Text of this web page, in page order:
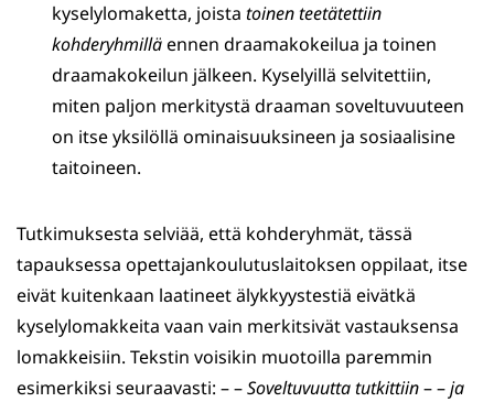
kyselylomaketta, joista toinen teetätettiin
kohderyhmilläennen draamakokeilua ja toinen
draamakokeilun jälkeen. Kyselyillä selvitettiin,
miten paljon merkitystä draaman soveltuvuuteen
on itse yksilöllä ominaisuuksineen ja sosiaalisine
taitoineen.
Tutkimuksesta selviää, että kohderyhmät, tässä
tapauksessa opettajankoulutuslaitoksen oppilaat, itse
eivät kuitenkaan laatineet älykkyystestiä eivätkä
kyselylomakkeita vaan vain merkitsivät vastauksensa
lomakkeisiin. Tekstin voisikin muotoilla paremmin
esimerkiksi seuraavasti: – –Soveltuvuutta tutkittiin– –ja